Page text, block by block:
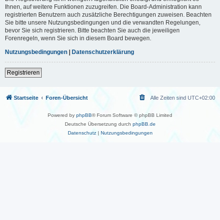
Ihnen, auf weitere Funktionen zuzugreifen. Die Board-Administration kann
registrierten Benutzern auch zusätzliche Berechtigungen zuweisen. Beachten
Sie bitte unsere Nutzungsbedingungen und die verwandten Regelungen,
bevor Sie sich registrieren. Bitte beachten Sie auch die jeweiligen
Forenregeln, wenn Sie sich in diesem Board bewegen.
Nutzungsbedingungen | Datenschutzerklärung
Registrieren
Startseite Foren-Übersicht Alle Zeiten sind UTC+02:00
Powered by phpBB® Forum Software © phpBB Limited
Deutsche Übersetzung durch phpBB.de
Datenschutz| Nutzungsbedingungen